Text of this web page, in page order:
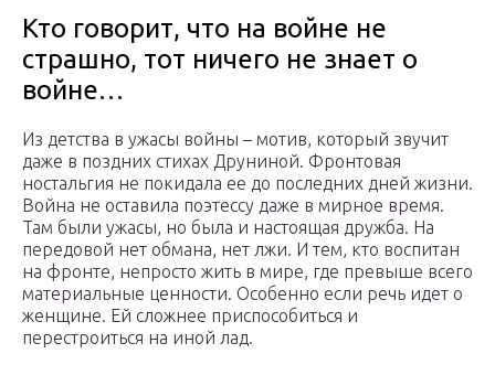
Кто говорит, что на войне не
страшно, тот ничего не знает о
войне…
Из детства в ужасы войны – мотив, который звучит
даже в поздних стихах Друниной. Фронтовая
ностальгия не покидала ее до последних дней жизни.
Война не оставила поэтессу даже в мирное время.
Там были ужасы, но была и настоящая дружба. На
передовой нет обмана, нет лжи. И тем, кто воспитан
на фронте, непросто жить в мире, где превыше всего
материальные ценности. Особенно если речь идет о
женщине. Ей сложнее приспособиться и
перестроиться на иной лад.